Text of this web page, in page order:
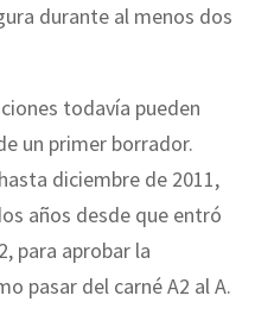
durante al menos dos
todavía pueden
un primer borrador.
diciembre de 2011,
años desde que entró
para aprobar la
pasar del carné A2 al A.